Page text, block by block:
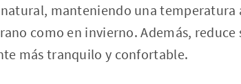
manteniendo una temperatura
como en invierno. Además,
más tranquilo y confortable.